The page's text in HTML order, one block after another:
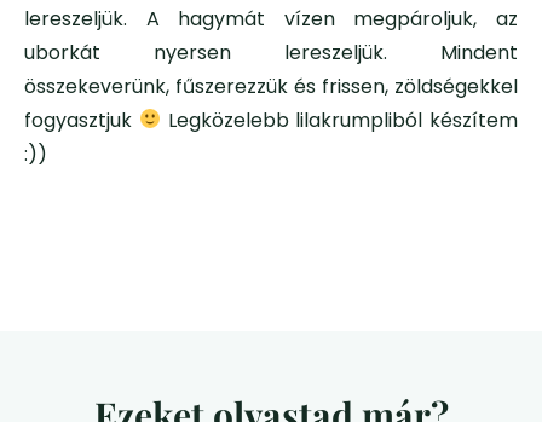
lereszeljük. A hagymát vízen megpároljuk, az
uborkát nyersen lereszeljük. Mindent
összekeverünk, fűszerezzük és frissen, zöldségekkel
fogyasztjuk
Legközelebb lilakrumpliból készítem
:))